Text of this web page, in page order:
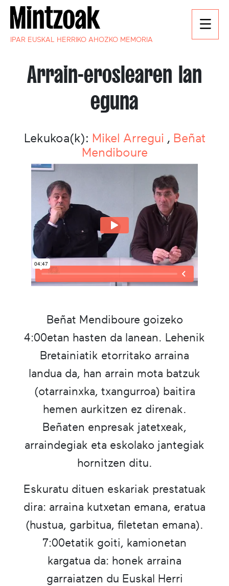
IPAR EUSKAL HERRIKO AHOZKO MEMORIA
Arrain-eroslearen lan
eguna
Lekukoa(k): Mikel Arregui , Beñat
Mendiboure
Beñat Mendiboure goizeko
4:00etan hasten da lanean. Lehenik
Bretainiatik etorritako arraina
landua da, han arrain mota batzuk
(otarrainxka, txangurroa) baitira
hemen aurkitzen ez direnak.
Beñaten enpresak jatetxeak,
arraindegiak eta eskolako jantegiak
hornitzen ditu.
Eskuratu dituen eskariak prestatuak
dira: arraina kutxetan emana, eratua
(hustua, garbitua, filetetan emana).
7:00etatik goiti, kamionetan
kargatua da: honek arraina
garraiatzen du Euskal Herri